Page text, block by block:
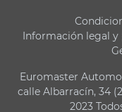
Información legal y
Euromaster
calle Albarracín, 34
2023